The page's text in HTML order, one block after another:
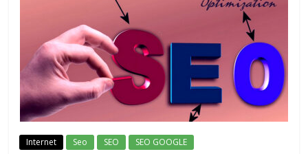
Internet Seo SEO SEO GOOGLE